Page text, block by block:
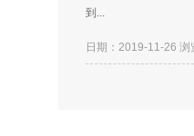
到...
日期：2019-11-26 浏